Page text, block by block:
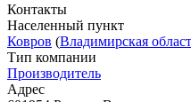
Контакты
Населенный пункт
Ковров (Владимирская
Тип компании
Производитель
Адрес